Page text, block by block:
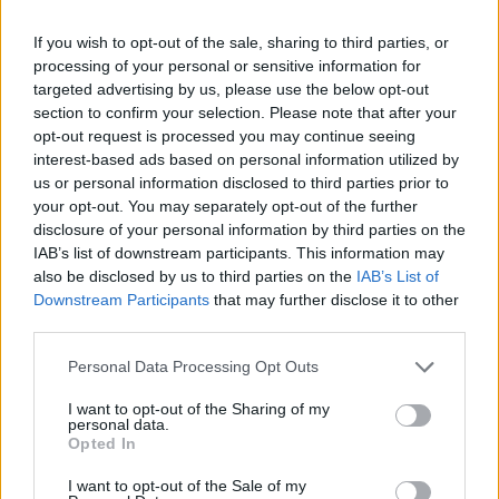
If you wish to opt-out of the sale, sharing to third parties, or
processing of your personal or sensitive information for
targeted advertising by us, please use the below opt-out
section to confirm your selection. Please note that after your
opt-out request is processed you may continue seeing
interest-based ads based on personal information utilized by
us or personal information disclosed to third parties prior to
your opt-out. You may separately opt-out of the further
disclosure of your personal information by third parties on the
IAB’s list of downstream participants. This information may
also be disclosed by us to third parties on the IAB’s List of
Downstream Participants that may further disclose it to other
Personal Data Processing Opt Outs
I want to opt-out of the Sharing of my
personal data.
Opted In
I want to opt-out of the Sale of my
mariusz13
Brak Narządów Płciowych u Dziecka
Dzień Dobry wszystkim szukam pomocy u córki
(18lat) wykryto brak narządów płciowych i
zniekształconą pochwe czy ma ktoś do jakiegoś
plastyka namiary godnego polecenia nie za
miliony Dziękuję
Forum:Ginekologia - forum dla rodziny i
pacjentki
Tematy przezierność karkowa spirala
embolizacja mięśniaków macicy